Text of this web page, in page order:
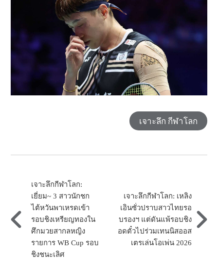
เจาะลึก กีฬาโลก
เจาะลึกกีฬาโลก:
เยี่ยม~ 3 สาวนักชก
ไต้หวันพาเหรดเข้า
รอบชิงเหรียญทองใน
ศึกมวยสากลหญิง
รายการ WB Cup รอบ
ชิงชนะเลิศ
เจาะลึกกีฬาโลก: เหลิง
เอินซั่วปราบสาวไทยรอ
บรองฯ แต่ดันแพ้รอบชิง
อดตั๋วไปร่วมเทนนิสออส
เตรเล่นโอเพ่น 2026